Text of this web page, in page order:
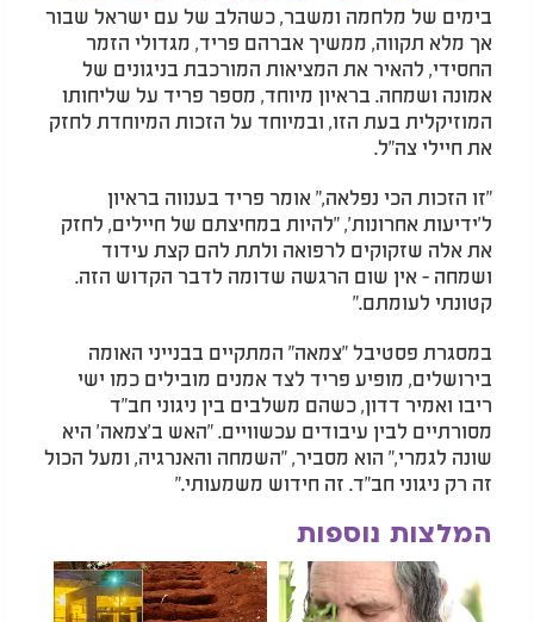
בימים של מלחמה ומשבר, כשהלב של עם ישראל שבור
אך מלא תקווה, ממשיך אברהם פריד, מגדולי הזמר
החסידי, להאיר את המציאות המורכבת בניגונים של
אמונה ושמחה. בראיון מיוחד, מספר פריד על שליחותו
המוזיקלית בעת הזו, ובמיוחד על הזכות המיוחדת לחזק
את חיילי צה"ל.
"זו הזכות הכי נפלאה," אומר פריד בענווה בראיון
ל'ידיעות אחרונות', "להיות במחיצתם של חיילים, לחזק
את אלה שזקוקים לרפואה ולתת להם קצת עידוד
ושמחה - אין שום הרגשה שדומה לדבר הקדוש הזה.
קטונתי לעומתם."
במסגרת פסטיבל "צמאה" המתקיים בבנייני האומה
בירושלים, מופיע פריד לצד אמנים מובילים כמו ישי
ריבו ואמיר דדון, כשהם משלבים בין ניגוני חב"ד
מסורתיים לבין עיבודים עכשוויים. "האש ב'צמאה' היא
שונה לגמרי," הוא מסביר, "השמחה והאנרגיה, ומעל הכול
זה רק ניגוני חב"ד. זה חידוש משמעותי."
המלצות נוספות